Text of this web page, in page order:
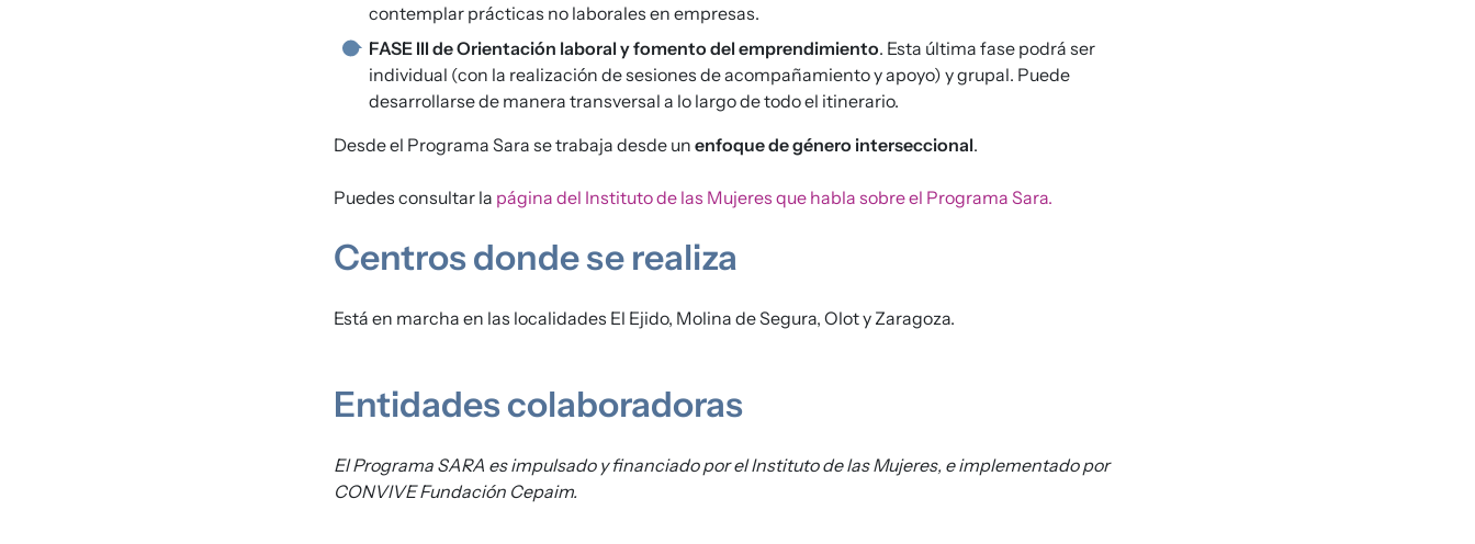
contemplar prácticas no laborales en empresas.
FASE III de Orientación laboral y fomento del emprendimiento. Esta última fase podrá ser
individual (con la realización de sesiones de acompañamiento y apoyo) y grupal. Puede
desarrollarse de manera transversal a lo largo de todo el itinerario.
Desde el Programa Sara se trabaja desde un enfoque de género interseccional.
Puedes consultar la página del Instituto de las Mujeres que habla sobre el Programa Sara.
Centros donde se realiza
Está en marcha en las localidades El Ejido, Molina de Segura, Olot y Zaragoza.
Entidades colaboradoras
El Programa SARA es impulsado y financiado por el Instituto de las Mujeres, e implementado por
CONVIVE Fundación Cepaim.